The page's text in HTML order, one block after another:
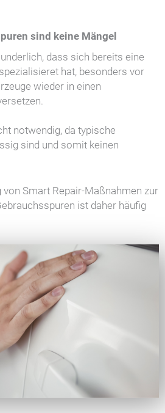
sind keine Mängel
dass sich bereits eine
hat, besonders vor
wieder in einen
notwendig, da typische
sind und somit keinen
Smart Repair-Maßnahmen zur
ist daher häufig